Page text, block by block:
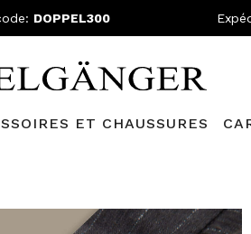
DOPPEL300
ET CHAUSSURES